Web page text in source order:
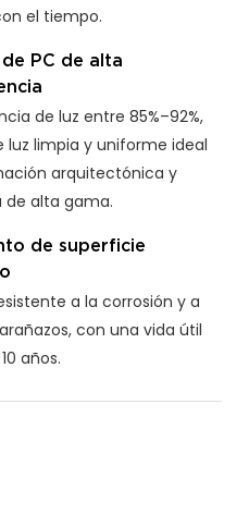
el tiempo.
PC de alta
de luz entre 85%–92%,
luz limpia y uniforme ideal
arquitectónica y
de alta gama.
de superficie
a la corrosión y a
con una vida útil
años.